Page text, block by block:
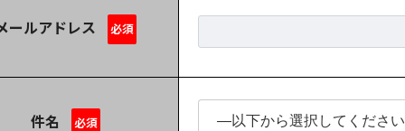
ールアドレス 必須
件名 必須